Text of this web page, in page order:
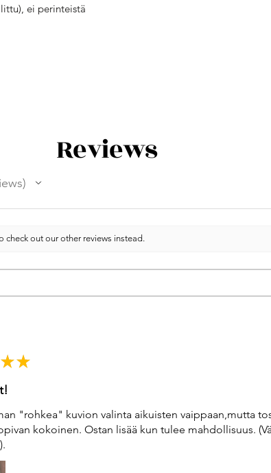
ei perinteistä
Reviews
check out our other reviews instead.
★ ★
"rohkea" kuvion valinta aikuisten vaippaan,mutta
kokoinen. Ostan lisää kun tulee mahdollisuus.